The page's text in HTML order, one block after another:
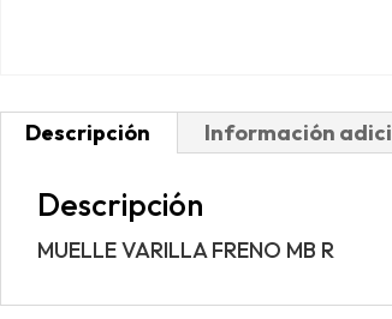
Descripción Información
Descripción
MUELLE VARILLA FRENO MB R